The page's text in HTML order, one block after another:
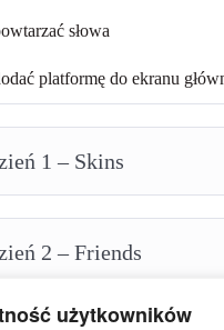
użytkowników
słowa
platformę do ekranu
1 – Skins
2 – Friends